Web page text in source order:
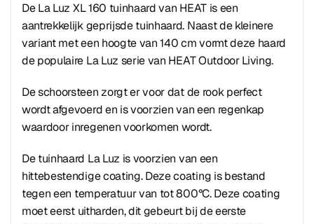
De La Luz XL 160 tuinhaard van HEAT is een
aantrekkelijk geprijsde tuinhaard. Naast de kleinere
variant met een hoogte van 140 cm vormt deze haard
de populaire La Luz serie van HEAT Outdoor Living.
De schoorsteen zorgt er voor dat de rook perfect
wordt afgevoerd en is voorzien van een regenkap
waardoor inregenen voorkomen wordt.
De tuinhaard La Luz is voorzien van een
hittebestendige coating. Deze coating is bestand
tegen een temperatuur van tot 800°C. Deze coating
moet eerst uitharden, dit gebeurt bij de eerste